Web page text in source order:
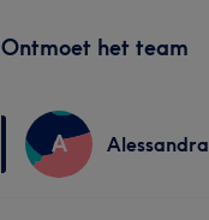
Ontmoet het team
A Alessandra